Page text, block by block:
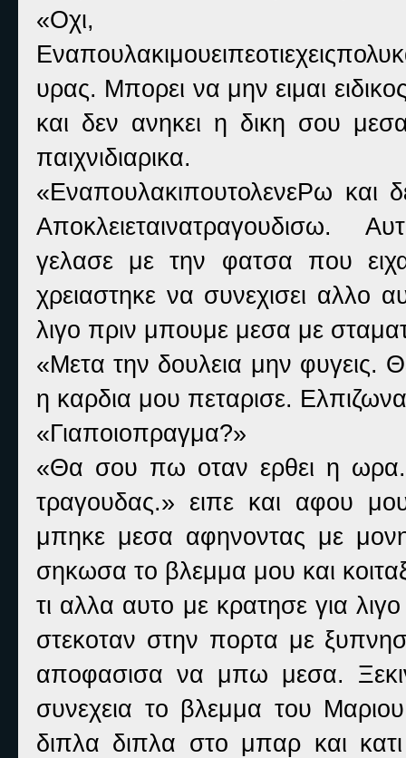
«Οχι,
υρας. Μπορει να μην ειμαι
και δεν ανηκει η δικη σου
παιχνιδιαρικα.
«ΕναπουλακιπουτολενεΡω και
Αποκλειεταινατραγουδισω.
γελασε με την φατσα που
χρειαστηκε να συνεχισει αλλο
λιγο πριν μπουμε μεσα με
«Μετα την δουλεια μην φυγεις.
η καρδια μου πεταρισε.
«Γιαποιοπραγμα?»
«Θα σου πω οταν ερθει η
τραγουδας.» ειπε και αφου
μπηκε μεσα αφηνοντας με
σηκωσα το βλεμμα μου και
τι αλλα αυτο με κρατησε για
στεκοταν στην πορτα με
αποφασισα να μπω μεσα.
συνεχεια το βλεμμα του
διπλα διπλα στο μπαρ και